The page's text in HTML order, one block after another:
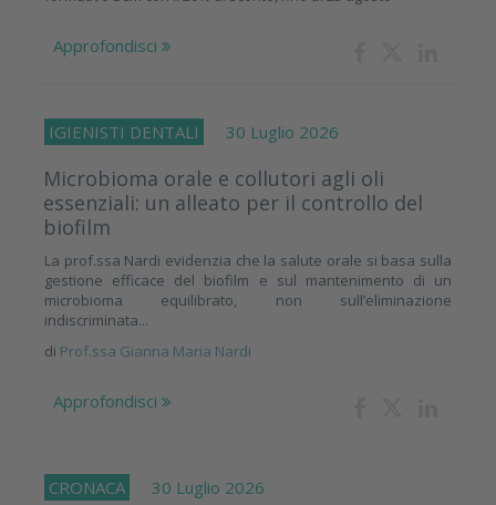
Approfondisci
IGIENISTI DENTALI 30 Luglio 2026
Microbioma orale e collutori agli oli
essenziali: un alleato per il controllo del
biofilm
La prof.ssa Nardi evidenzia che la salute orale si basa sulla
gestione efficace del biofilm e sul mantenimento di un
microbioma equilibrato, non sull’eliminazione
indiscriminata...
di Prof.ssa Gianna Maria Nardi
Approfondisci
CRONACA 30 Luglio 2026